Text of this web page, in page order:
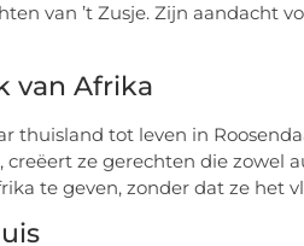
van ’t Zusje. Zijn aandacht
van Afrika
thuisland tot leven in
ze gerechten die zowel
te geven, zonder dat ze het